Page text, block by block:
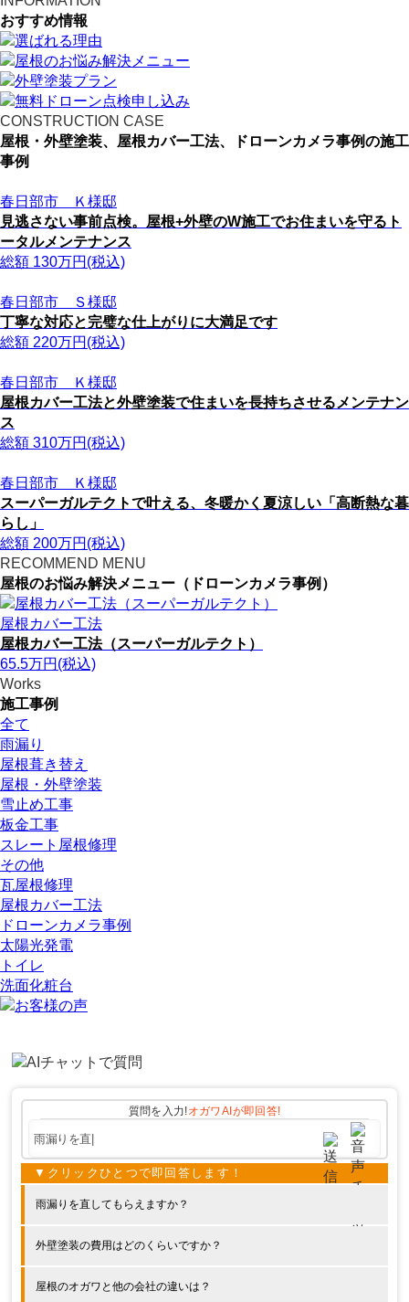
おすすめ情報
CONSTRUCTION CASE
屋根・外壁塗装、屋根カバー工法、ドローンカメラ事例の施工
事例
春日部市 Ｋ様邸
見逃さない事前点検。屋根+外壁のW施工でお住まいを守るト
ータルメンテナンス
総額 130万円(税込)
春日部市 Ｓ様邸
丁寧な対応と完璧な仕上がりに大満足です
総額 220万円(税込)
春日部市 Ｋ様邸
屋根カバー工法と外壁塗装で住まいを長持ちさせるメンテナン
ス
総額 310万円(税込)
春日部市 Ｋ様邸
スーパーガルテクトで叶える、冬暖かく夏涼しい「高断熱な暮
らし」
総額 200万円(税込)
RECOMMEND MENU
屋根のお悩み解決メニュー（ドローンカメラ事例）
屋根カバー工法
屋根カバー工法（スーパーガルテクト）
65.5万円 (税込)
Works
施工事例
全て
雨漏り
屋根葺き替え
屋根・外壁塗装
雪止め工事
板金工事
スレート屋根修理
その他
瓦屋根修理
屋根カバー工法
ドローンカメラ事例
太陽光発電
トイレ
洗面化粧台
質問を入力!オガワAIが即回答!
雨漏りを直してもらえますか？
外壁塗装の費用はどのくらいですか？
屋根のオガワと他の会社の違いは？